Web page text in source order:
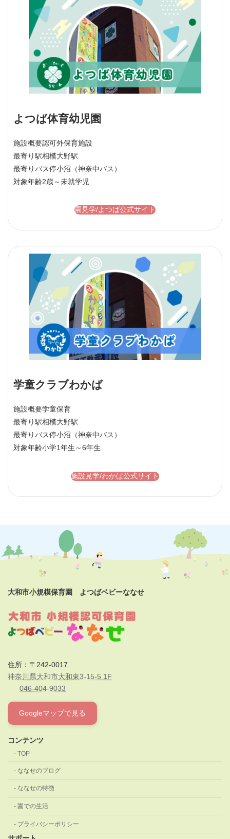
よつば体育幼児園
施設概要認可外保育施設
最寄り駅相模大野駅
最寄りバス停小沼（神奈中バス）
対象年齢2歳～未就学児
園見学/よつば公式サイト
学童クラブわかば
施設概要学童保育
最寄り駅相模大野駅
最寄りバス停小沼（神奈中バス）
対象年齢小学1年生～6年生
施設見学/わかば公式サイト
大和市小規模保育園 よつばベビーななせ
住所：〒242-0017
神奈川県大和市大和東3-15-5 1F
046-404-9033
Googleマップで見る
コンテンツ
TOP
ななせのブログ
ななせの特徴
園での生活
プライバシーポリシー